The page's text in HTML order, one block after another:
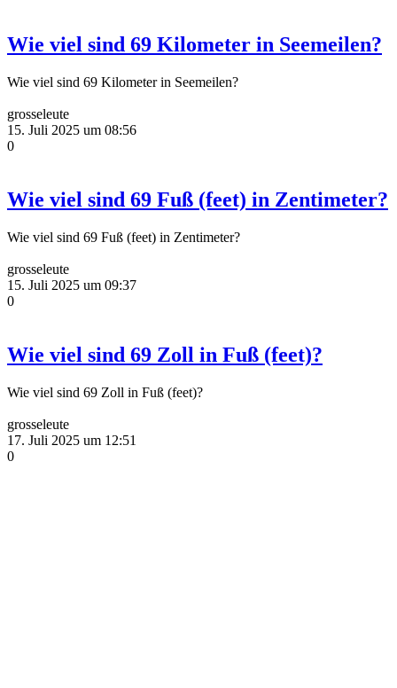
Wie viel sind 69 Kilometer in Seemeilen?
Wie viel sind 69 Kilometer in Seemeilen?
grosseleute
15. Juli 2025 um 08:56
0
Wie viel sind 69 Fuß (feet) in Zentimeter?
Wie viel sind 69 Fuß (feet) in Zentimeter?
grosseleute
15. Juli 2025 um 09:37
0
Wie viel sind 69 Zoll in Fuß (feet)?
Wie viel sind 69 Zoll in Fuß (feet)?
grosseleute
17. Juli 2025 um 12:51
0